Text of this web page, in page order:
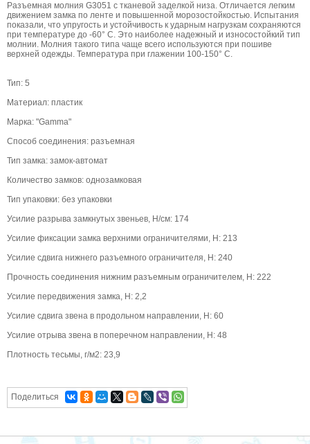
Разъемная молния G3051 с тканевой заделкой низа. Отличается легким
движением замка по ленте и повышенной морозостойкостью. Испытания
показали, что упругость и устойчивость к ударным нагрузкам сохраняются
при температуре до -60° С. Это наиболее надежный и износостойкий тип
молнии. Молния такого типа чаще всего используются при пошиве
верхней одежды. Температура при глажении 100-150° С.
Тип: 5
Материал: пластик
Марка: "Gamma"
Способ соединения: разъемная
Тип замка: замок-автомат
Количество замков: однозамковая
Тип упаковки: без упаковки
Усилие разрыва замкнутых звеньев, Н/см: 174
Усилие фиксации замка верхними ограничителями, Н: 213
Усилие сдвига нижнего разъемного ограничителя, Н: 240
Прочность соединения нижним разъемным ограничителем, Н: 222
Усилие передвижения замка, Н: 2,2
Усилие сдвига звена в продольном направлении, Н: 60
Усилие отрыва звена в поперечном направлении, Н: 48
Плотность тесьмы, г/м2: 23,9
Поделиться